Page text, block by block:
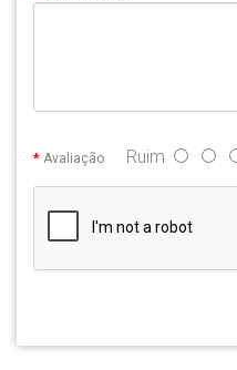
Avaliação Ruim